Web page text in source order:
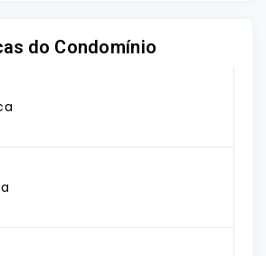
do Condomínio